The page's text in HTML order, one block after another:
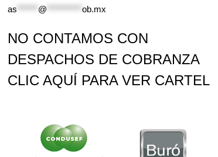
as
@ ob.mx
NO CONTAMOS CON
DESPACHOS DE COBRANZA
CLIC AQUÍ PARA VER CARTEL